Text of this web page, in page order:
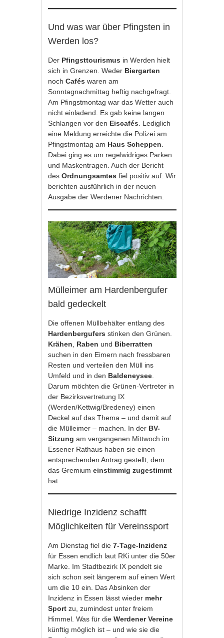
Und was war über Pfingsten in
Werden los?
Der Pfingsttourismus in Werden hielt
sich in Grenzen. Weder Biergarten
nochCaféswaren am
Sonntagnachmittag heftig nachgefragt.
Am Pfingstmontag war das Wetter auch
nicht einladend. Es gab keine langen
Schlangen vor den Eiscafés . Lediglich
eine Meldung erreichte die Polizei am
Pfingstmontag am Haus Scheppen
Dabei ging es um regelwidriges Parken
und Maskentragen. Auch der Bericht
desOrdnungsamtesfiel positiv auf: Wir
berichten ausführlich in der neuen
Ausgabe der Werdener Nachrichten.
Mülleimer am Hardenbergufer
bald gedeckelt
Die offenen Müllbehälter entlang des
Hardenbergufersstinken den Grünen.
Krähen, Raben und Biberratten
suchen in den Eimern nach fressbaren
Resten und verteilen den Müll ins
Umfeld und in den Baldeneysee.
Darum möchten die Grünen-Vertreter in
der Bezirksvertretung IX
(Werden/Kettwig/Bredeney) einen
Deckel auf das Thema – und damit auf
die Mülleimer – machen. In der BV-
Sitzung am vergangenen Mittwoch im
Essener Rathaus haben sie einen
entsprechenden Antrag gestellt, dem
das Gremiumeinstimmig zugestimmt
hat.
Niedrige Inzidenz schafft
Möglichkeiten für Vereinssport
Am Dienstag fiel die7-Tage-Inzidenz
für Essen endlich laut RKi unter die 50er
Marke. Im Stadtbezirk IX pendelt sie
sich schon seit längerem auf einen Wert
um die 10 ein. Das Absinken der
Inzidenz in Essen lässt wieder mehr
Sport zu, zumindest unter freiem
Himmel. Was für dieWerdener Vereine
künftig möglich ist – und wie sie die